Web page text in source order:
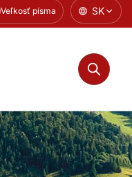
Veľkosť písma SK